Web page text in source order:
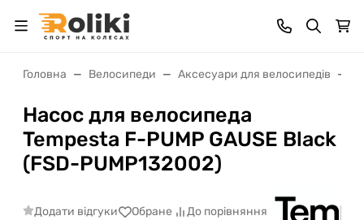
Головна Велосипеди Аксесуари для велосипедів
Насос для велосипеда
Tempesta F-PUMP GAUSE Black
(FSD-PUMP132002)
Додати відгуки Обране До порівняння